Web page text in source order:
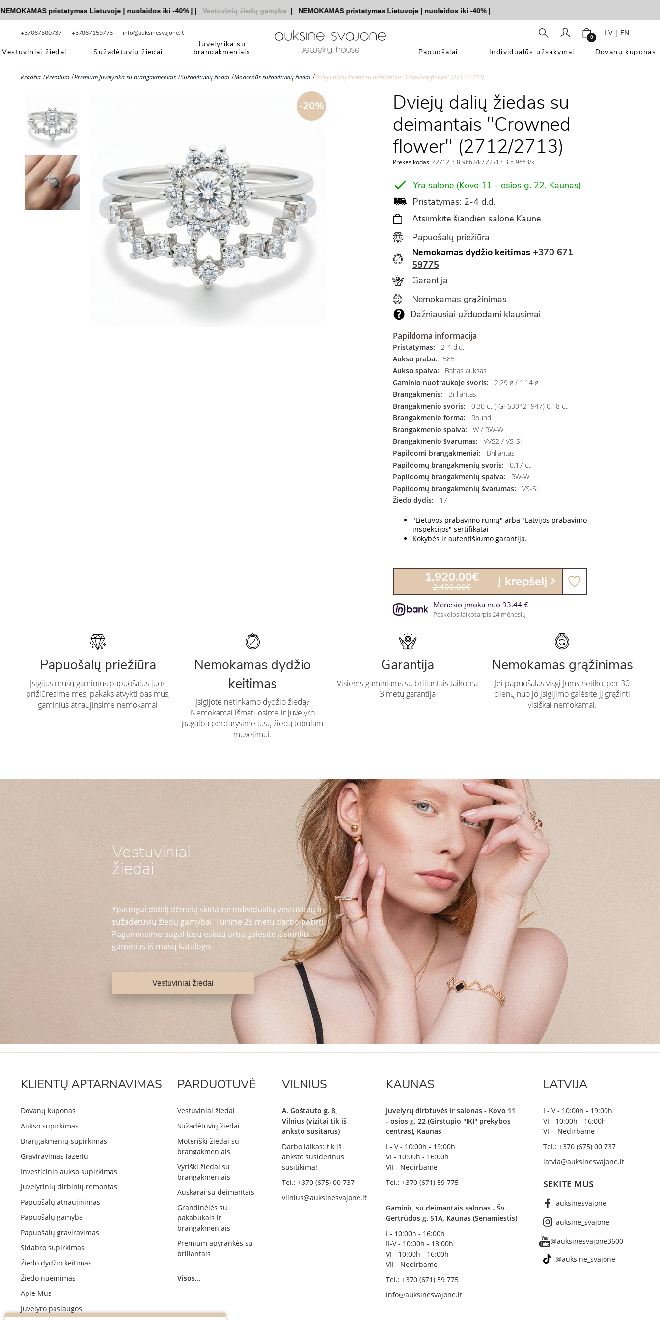
pristatymas Lietuvoje|nuolaidos iki -40%|| Vestuvinių žiedų gamyba | NEMOKAMAS pristatymas Lietuvoje|nuolaidos iki -40%|
+37067500737 +37067159775 info@auksinesvajone.lt 0 LV| EN
Vestuviniai žiedai Sužadėtuvių žiedai
Juvelyrika su
brangakmeniais
Papuošalai Individualūs užsakymai Dovanų kuponas
Pradžia Premium Premium juvelyrika su brangakmeniais Sužadėtuvių žiedai Modernūs sužadėtuvių žiedai Dviejų dalių žiedas su deimantais "Crowned flower" (2712/2713)
-20%
Dviejų dalių žiedas su
deimantais "Crowned
flower" (2712/2713)
Prekės kodas:Z2712-3-8-9662/k / Z2713-3-8-9663/k
Yra salone (Kovo 11 - osios g. 22, Kaunas)
Pristatymas: 2-4 d.d.
Atsiimkite šiandien salone Kaune
Papuošalų priežiūra
Nemokamas dydžio keitimas +370 671
59775
Garantija
Nemokamas grąžinimas
Dažniausiai užduodami klausimai
Papildoma informacija
Pristatymas:
2-4 d.d.
Aukso praba:
585
Aukso spalva:
Baltas auksas
Gaminio nuotraukoje svoris:
2.29 g / 1.14 g
Brangakmenis:
Briliantas
Brangakmenio svoris:
0.30 ct (IGI 630421947) 0.18 ct
Brangakmenio forma:
Round
Brangakmenio spalva:
W / RW-W
Brangakmenio švarumas:
VVS2 / VS-SI
Papildomi brangakmeniai:
Briliantas
Papildomų brangakmenių svoris:
0.17 ct
Papildomų brangakmenių spalva:
RW-W
Papildomų brangakmenių švarumas:
VS-SI
Žiedo dydis:
17
"Lietuvos prabavimo rūmų" arba "Latvijos prabavimo
inspekcijos" sertifikatai
Kokybės ir autentiškumo garantija.
1,920.00€
2,400.00€ Į krepšelį
Mėnesio įmoka nuo 93.44 €
Paskolos laikotarpis 24 mėnesių
Papuošalų priežiūra
Įsigijus mūsų gamintus papuošalus juos
prižiūrėsime mes, pakaks atvykti pas mus,
gaminius atnaujinsime nemokamai
Nemokamas dydžio
keitimas
Įsigijote netinkamo dydžio žiedą?
Nemokamai išmatuosime ir juvelyro
pagalba perdarysime jūsų žiedą tobulam
mūvėjimui.
Garantija
Visiems gaminiams su briliantais taikoma
3 metų garantija
Nemokamas grąžinimas
Jei papuošalas visgi Jums netiko, per 30
dienų nuo jo įsigijimo galėsite jį grąžinti
visiškai nemokamai.
Vestuviniai
žiedai
Ypatingai didelį dėmesį skiriame individualių vestuvinių ir
sužadėtuvių žiedų gamybai. Turime 25 metų darbo patirtį.
Pagaminsime pagal Jūsų eskizą arba galėsite išsirinkti
gaminius iš mūsų katalogo.
Vestuviniai žiedai
KLIENTŲ APTARNAVIMAS
Dovanų kuponas
Aukso supirkimas
Brangakmenių supirkimas
Graviravimas lazeriu
Investicinio aukso supirkimas
Juvelyrinių dirbinių remontas
Papuošalų atnaujinimas
Papuošalų gamyba
Papuošalų graviravimas
Sidabro supirkimas
Žiedo dydžio keitimas
Žiedo nuėmimas
Apie Mus
Juvelyro paslaugos
PARDUOTUVĖ
Vestuviniai žiedai
Sužadėtuvių žiedai
Moteriški žiedai su
brangakmeniais
Vyriški žiedai su
brangakmeniais
Auskarai su deimantais
Grandinėlės su
pakabukais ir
brangakmeniais
Premium apyrankės su
briliantais
Visos...
VILNIUS
A. Goštauto g. 8,
Vilnius (vizitai tik iš
anksto susitarus)
Darbo laikas: tik iš
anksto susiderinus
susitikimą!
Tel.: +370 (675) 00 737
vilnius@auksinesvajone.lt
KAUNAS
Juvelyrų dirbtuvės ir salonas - Kovo 11
- osios g. 22 (Girstupio "IKI" prekybos
centras), Kaunas
I - V - 10:00h - 19:00h
VI - 10:00h - 16:00h
VII - Nedirbame
Tel.: +370 (671) 59 775
Gaminių su deimantais salonas - Šv.
Gertrūdos g. 51A, Kaunas (Senamiestis)
I - 10:00h - 16:00h
II-V - 10:00h - 18:00h
VI - 10:00h - 16:00h
VII - Nedirbame
Tel.: +370 (671) 59 775
info@auksinesvajone.lt
LATVIJA
I - V - 10:00h - 19:00h
VI - 10:00h - 16:00h
VII - Nedirbame
Tel.: +370 (675) 00 737
latvia@auksinesvajone.lt
SEKITE MUS
auksinesvajone
auksine_svajone
@auksinesvajone3600
@auksine_svajone